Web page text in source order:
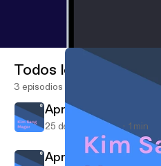
Todos los episodios
3 episodios
April 25, 2018
25 de abr de 2018 1 min
April 25, 2018